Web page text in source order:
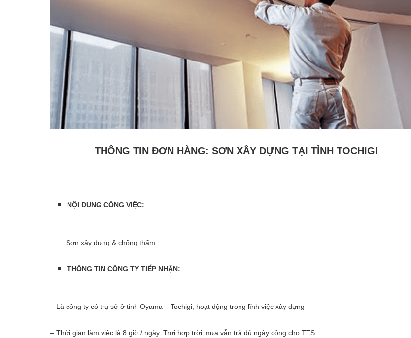
THÔNG TIN ĐƠN HÀNG: SƠN XÂY DỰNG TẠI TỈNH TOCHIGI
NỘI DUNG CÔNG VIỆC:
Sơn xây dựng & chống thấm
THÔNG TIN CÔNG TY TIẾP NHẬN:
– Là công ty có trụ sở ở tỉnh Oyama – Tochigi, hoạt động trong lĩnh việc xây dựng
– Thời gian làm việc là 8 giờ / ngày. Trời hợp trời mưa vẫn trả đủ ngày công cho TTS